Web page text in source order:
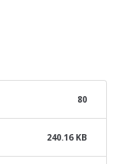
80
240.16 KB